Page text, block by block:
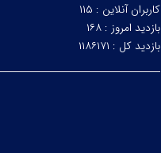
کاربران آنلاین : ۱۱۵
بازدید امروز : ۱۶۸
بازدید کل : ۱۱۸۶۱۷۱